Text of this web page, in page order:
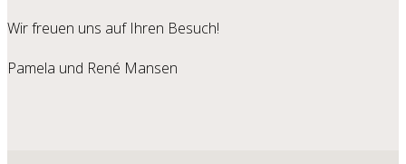
Wir freuen uns auf Ihren Besuch!
Pamela und René Mansen